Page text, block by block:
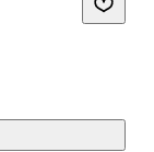
а школьникам -
также для